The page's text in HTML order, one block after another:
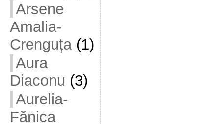
Arsene
Amalia-
Crenguța(1)
Aura
Diaconu (3)
Aurelia-
Fănica